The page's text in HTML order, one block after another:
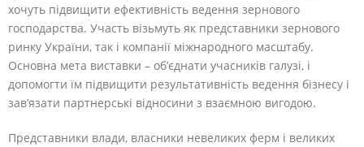
хочуть підвищити ефективність ведення зернового
господарства. Участь візьмуть як представники зернового
ринку України, так і компанії міжнародного масштабу.
Основна мета виставки – об’єднати учасників галузі, і
допомогти їм підвищити результативність ведення бізнесу і
зав’язати партнерські відносини з взаємною вигодою.
Представники влади, власники невеликих ферм і великих